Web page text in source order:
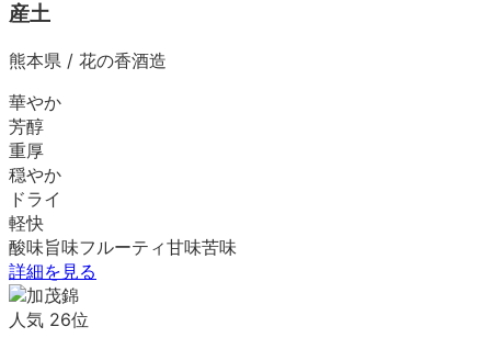
産土
熊本県 / 花の香酒造
華やか
芳醇
重厚
穏やか
ドライ
軽快
酸味旨味フルーティ甘味苦味
詳細を見る
人気 26位